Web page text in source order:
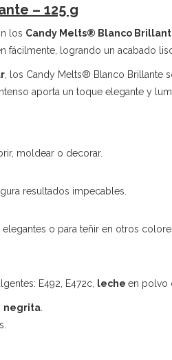
– 125 g
los Candy Melts® Blanco
fácilmente, logrando un acabado
, los Candy Melts® Blanco Brillante
aporta un toque elegante y
moldear o decorar.
resultados impecables.
o para teñir en otros
E492, E472c, leche en polvo
negrita